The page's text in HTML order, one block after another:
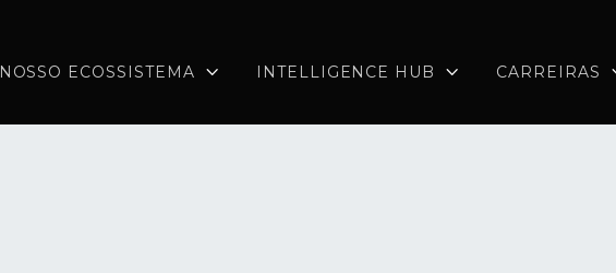
NOSSO ECOSSISTEMA  INTELLIGENCE HUB  CARREIRAS